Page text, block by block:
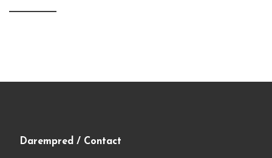
Darempred / Contact